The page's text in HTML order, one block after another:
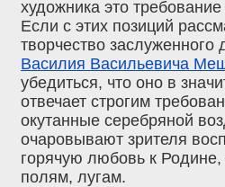
художника это
Если с этих позиций
творчество заслуженного
Василия Васильевича
убедиться, что оно в
отвечает строгим
окутанные серебряной
очаровывают зрителя
горячую любовь к Родине,
полям, лугам.